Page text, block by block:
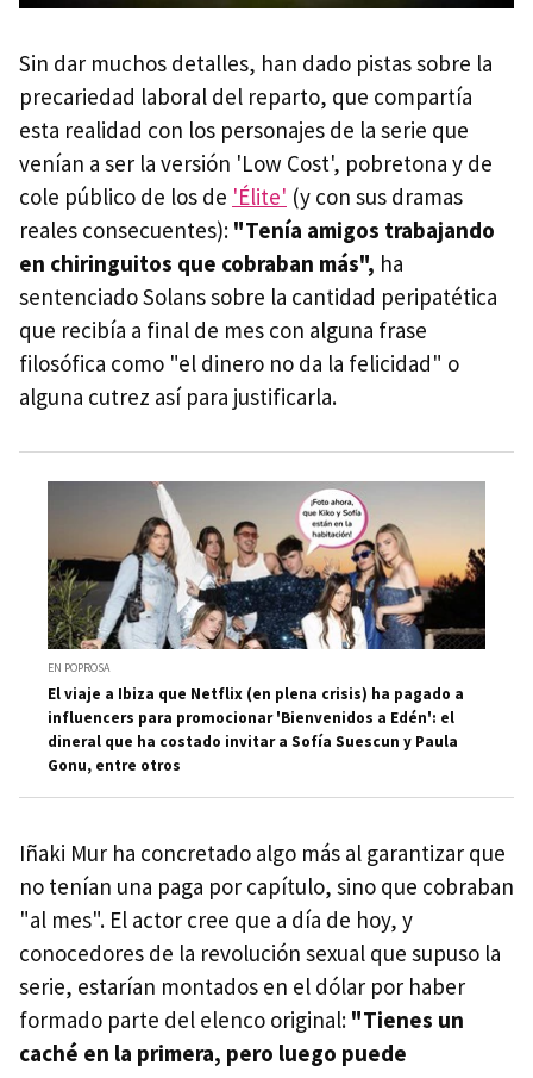
Sin dar muchos detalles, han dado pistas sobre la
precariedad laboral del reparto, que compartía
esta realidad con los personajes de la serie que
venían a ser la versión 'Low Cost', pobretona y de
cole público de los de 'Élite' (y con sus dramas
reales consecuentes): "Tenía amigos trabajando
en chiringuitos que cobraban más", ha
sentenciado Solans sobre la cantidad peripatética
que recibía a final de mes con alguna frase
filosófica como "el dinero no da la felicidad" o
alguna cutrez así para justificarla.
EN POPROSA
El viaje a Ibiza que Netflix (en plena crisis) ha pagado a
influencers para promocionar 'Bienvenidos a Edén': el
dineral que ha costado invitar a Sofía Suescun y Paula
Gonu, entre otros
Iñaki Mur ha concretado algo más al garantizar que
no tenían una paga por capítulo, sino que cobraban
"al mes". El actor cree que a día de hoy, y
conocedores de la revolución sexual que supuso la
serie, estarían montados en el dólar por haber
formado parte del elenco original: "Tienes un
caché en la primera, pero luego puede